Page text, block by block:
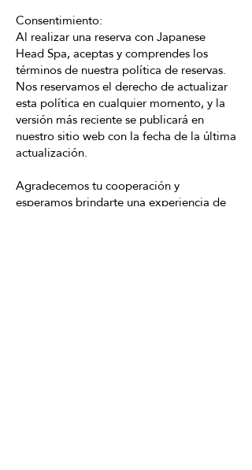
Consentimiento:
Al realizar una reserva con Japanese
Head Spa, aceptas y comprendes los
términos de nuestra política de reservas.
Nos reservamos el derecho de actualizar
esta política en cualquier momento, y la
versión más reciente se publicará en
nuestro sitio web con la fecha de la última
actualización.
Agradecemos tu cooperación y
esperamos brindarte una experiencia de